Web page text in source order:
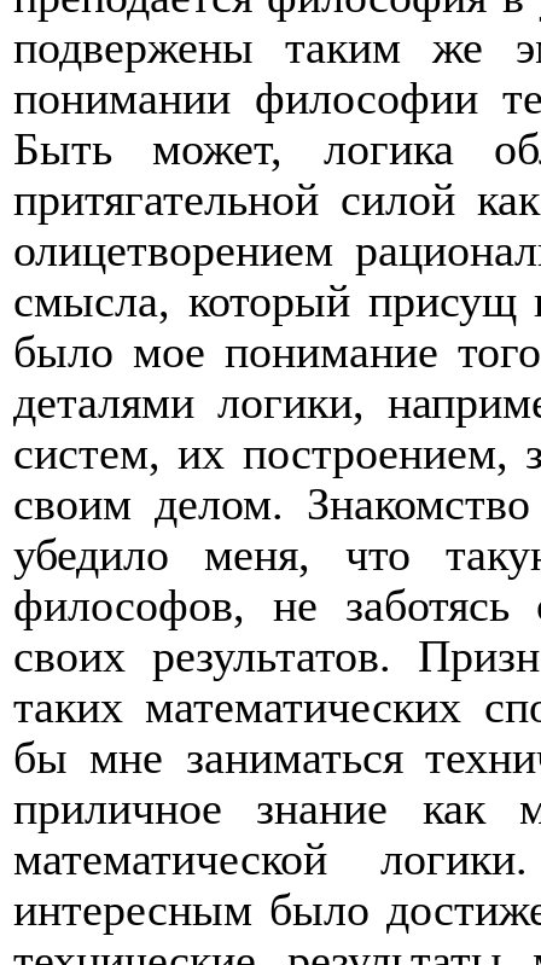
подвержены таким же
понимании философии
Быть может, логика
притягательной силой
олицетворением
смысла, который присущ
было мое понимание
деталями логики,
систем, их построением,
своим делом.
убедило меня, что
философов, не заботясь
своих результатов.
таких математических
бы мне заниматься
приличное знание как
математической
интересным было